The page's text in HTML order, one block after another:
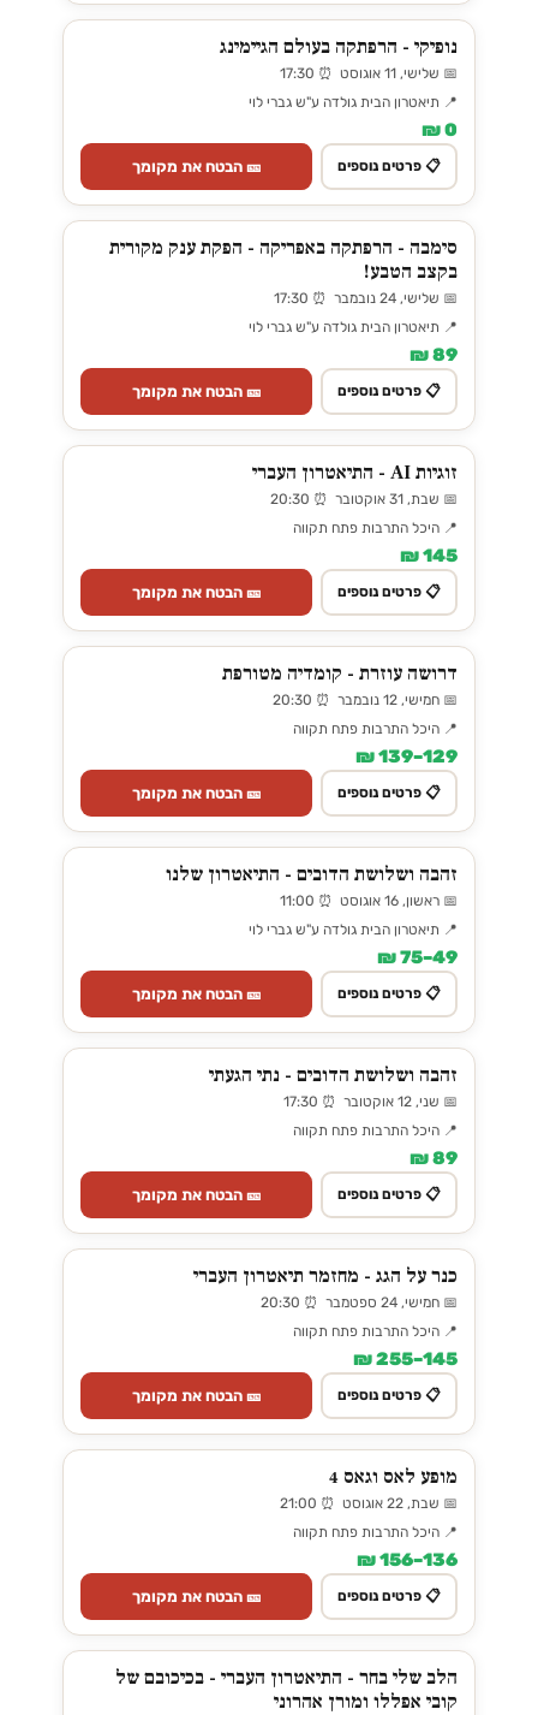
נופיקי - הרפתקה בעולם הגיימינג
📅 שלישי, 11 אוגוסט ⏰ 17:30
📍 תיאטרון הבית גולדה ע"ש גברי לוי
0 ₪
📋 פרטים נוספים 🎫 הבטח את מקומך
סימבה - הרפתקה באפריקה - הפקת ענק מקורית
בקצב הטבע!
📅 שלישי, 24 נובמבר ⏰ 17:30
📍 תיאטרון הבית גולדה ע"ש גברי לוי
89 ₪
📋 פרטים נוספים 🎫 הבטח את מקומך
זוגיות AI - התיאטרון העברי
📅 שבת, 31 אוקטובר ⏰ 20:30
📍 היכל התרבות פתח תקווה
145 ₪
📋 פרטים נוספים 🎫 הבטח את מקומך
דרושה עוזרת - קומדיה מטורפת
📅 חמישי, 12 נובמבר ⏰ 20:30
📍 היכל התרבות פתח תקווה
129–139 ₪
📋 פרטים נוספים 🎫 הבטח את מקומך
זהבה ושלושת הדובים - התיאטרון שלנו
📅 ראשון, 16 אוגוסט ⏰ 11:00
📍 תיאטרון הבית גולדה ע"ש גברי לוי
49–75 ₪
📋 פרטים נוספים 🎫 הבטח את מקומך
זהבה ושלושת הדובים - נתי הגעתי
📅 שני, 12 אוקטובר ⏰ 17:30
📍 היכל התרבות פתח תקווה
89 ₪
📋 פרטים נוספים 🎫 הבטח את מקומך
כנר על הגג - מחזמר תיאטרון העברי
📅 חמישי, 24 ספטמבר ⏰ 20:30
📍 היכל התרבות פתח תקווה
145–255 ₪
📋 פרטים נוספים 🎫 הבטח את מקומך
מופע לאס וגאס 4
📅 שבת, 22 אוגוסט ⏰ 21:00
📍 היכל התרבות פתח תקווה
136–156 ₪
📋 פרטים נוספים 🎫 הבטח את מקומך
הלב שלי בחר - התיאטרון העברי - בכיכובם של
קובי אפללו ומורן אהרוני